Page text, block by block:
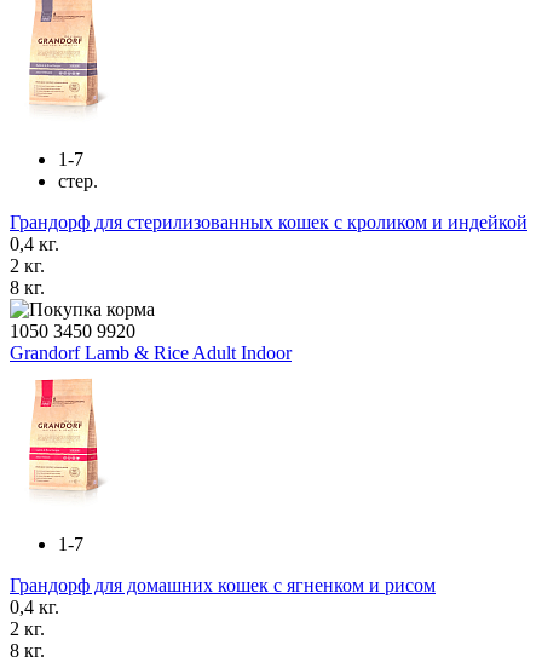
1-7
стер.
Грандорф для стерилизованных кошек с кроликом и индейкой
0,4 кг.
2 кг.
8 кг.
1050 3450 9920
Grandorf Lamb & Rice Adult Indoor
1-7
Грандорф для домашних кошек с ягненком и рисом
0,4 кг.
2 кг.
8 кг.